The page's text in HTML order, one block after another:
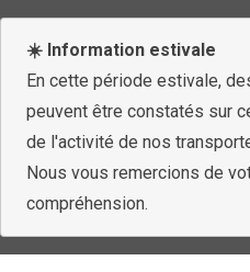
☀️ Information estivale
En cette période estivale,
peuvent être constatés sur
de l'activité de nos
Nous vous remercions de
compréhension.